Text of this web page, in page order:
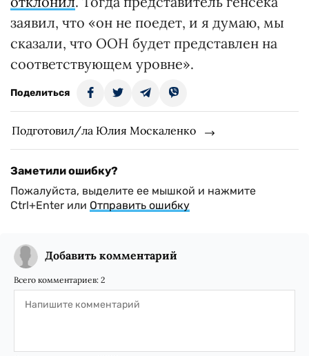
заявил, что «он не поедет, и я думаю, мы
сказали, что ООН будет представлен на
соответствующем уровне».
Поделиться
Подготовил/ла Юлия Москаленко
Заметили ошибку?
Пожалуйста, выделите ее мышкой и нажмите
Ctrl+Enter или Отправить ошибку
Добавить комментарий
Всего комментариев: 2